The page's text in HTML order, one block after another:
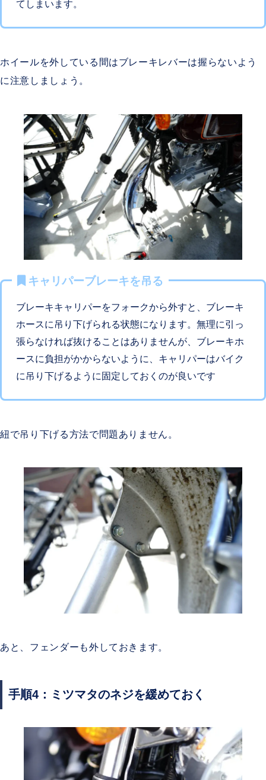
てしまいます。
ホイールを外している間はブレーキレバーは握らないよう
に注意しましょう。
キャリパーブレーキを吊る
ブレーキキャリパーをフォークから外すと、ブレーキ
ホースに吊り下げられる状態になります。無理に引っ
張らなければ抜けることはありませんが、ブレーキホ
ースに負担がかからないように、キャリパーはバイク
に吊り下げるように固定しておくのが良いです
紐で吊り下げる方法で問題ありません。
あと、フェンダーも外しておきます。
手順4：ミツマタのネジを緩めておく